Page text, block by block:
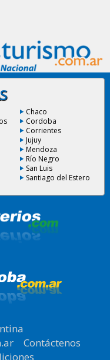
Chaco
Cordoba
Corrientes
Jujuy
Mendoza
Río Negro
San Luis
Santiago del Estero
| Contáctenos